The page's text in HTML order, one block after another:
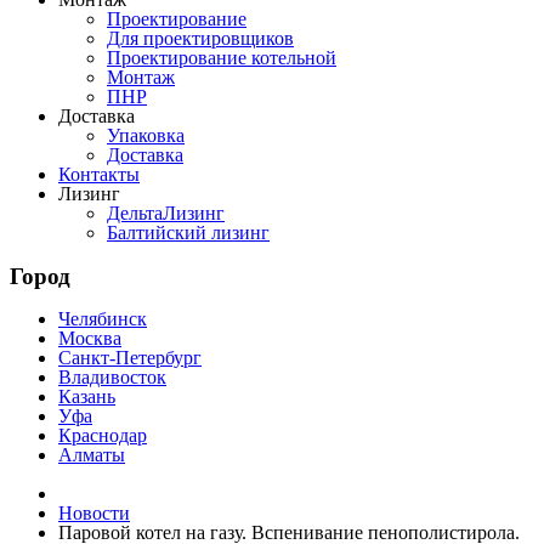
Проектирование
Для проектировщиков
Проектирование котельной
Монтаж
ПНР
Доставка
Упаковка
Доставка
Контакты
Лизинг
ДельтаЛизинг
Балтийский лизинг
Город
Челябинск
Москва
Санкт-Петербург
Владивосток
Казань
Уфа
Краснодар
Алматы
Новости
Паровой котел на газу. Вспенивание пенополистирола.